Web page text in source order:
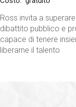
Ross invita a
dibattito pubblico e
capace di tenere
liberarne il talento